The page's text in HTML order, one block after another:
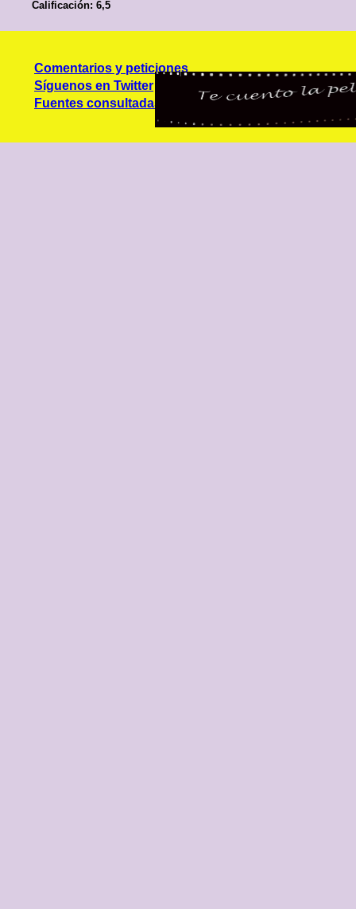
Calificación: 6,5
Comentarios y peticiones
Síguenos en Twitter
Fuentes consultadas